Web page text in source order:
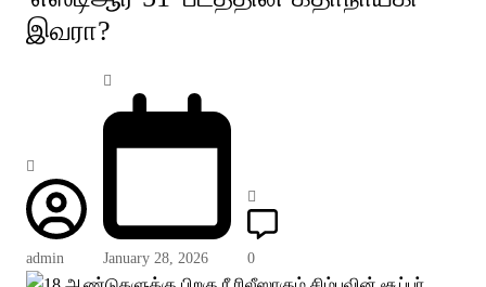
இவரா?
admin January 28, 2026 0